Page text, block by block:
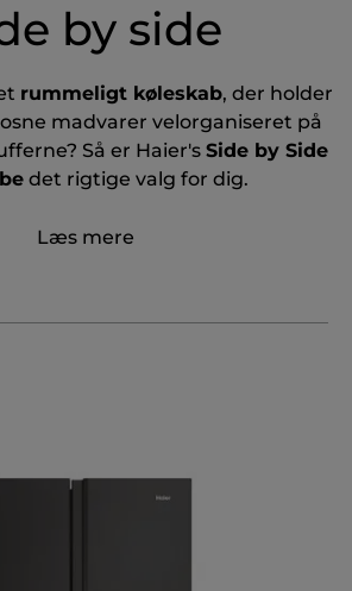
by side
rummeligt køleskab, der holder
madvarer velorganiseret på
Så er Haier's Side by Side
det rigtige valg for dig.
Læs mere